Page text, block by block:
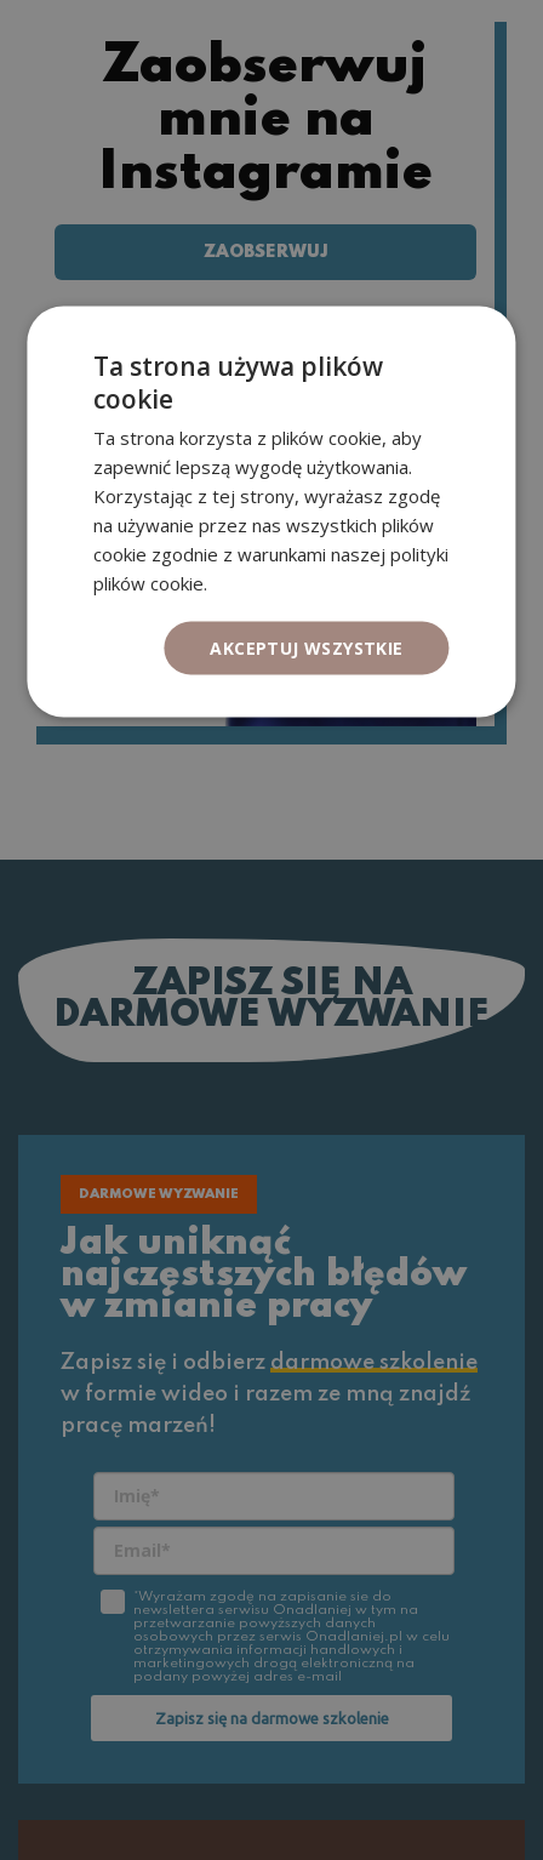
Zaobserwuj
mnie na
Instagramie
ZAOBSERWUJ
ZAPISZ SIĘ NA
DARMOWE WYZWANIE
DARMOWE WYZWANIE
Jak uniknąć
najczęstszych błędów
w zmianie pracy
Zapisz się i odbierz darmowe szkolenie
w formie wideo i razem ze mną znajdź
pracę marzeń!
*Wyrażam zgodę na zapisanie sie do
newslettera serwisu Onadlaniej w tym na
przetwarzanie powyższych danych
osobowych przez serwis Onadlaniej.pl w celu
otrzymywania informacji handlowych i
marketingowych drogą elektroniczną na
podany powyżej adres e-mail
Zapisz się na darmowe szkolenie
Ta strona używa plików
cookie
Ta strona korzysta z plików cookie, aby
zapewnić lepszą wygodę użytkowania.
Korzystając z tej strony, wyrażasz zgodę
na używanie przez nas wszystkich plików
cookie zgodnie z warunkami naszej polityki
plików cookie.
AKCEPTUJ WSZYSTKIE